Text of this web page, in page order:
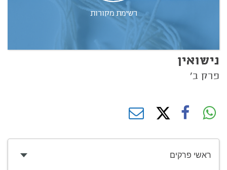
רשימת מקורות
נישואין
פרק ב'
ראשי פרקים